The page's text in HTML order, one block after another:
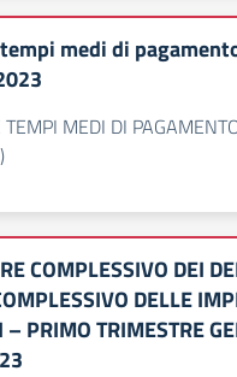
medi di
TEMPI MEDI DI
COMPLESSIVO DEI
DELLE
– PRIMO TRIMESTRE